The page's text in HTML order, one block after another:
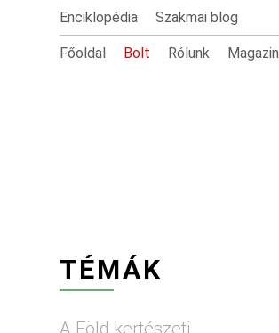
Enciklopédia Szakmai blog
Főoldal Bolt Rólunk Magazin
TÉMÁK
A Föld kertészeti